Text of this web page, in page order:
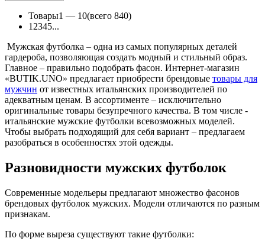
Товары1 — 10(всего 840)
1 2345...
Мужская футболка – одна из самых популярных деталей
гардероба, позволяющая создать модный и стильный образ.
Главное – правильно подобрать фасон. Интернет-магазин
«BUTIK.UNO» предлагает приобрести брендовые товары для
мужчин от известных итальянских производителей по
адекватным ценам. В ассортименте – исключительно
оригинальные товары безупречного качества. В том числе -
итальянские мужские футболки всевозможных моделей.
Чтобы выбрать подходящий для себя вариант – предлагаем
разобраться в особенностях этой одежды.
Разновидности мужских футболок
Современные модельеры предлагают множество фасонов
брендовых футболок мужских. Модели отличаются по разным
признакам.
По форме выреза существуют такие футболки: